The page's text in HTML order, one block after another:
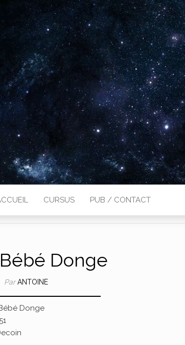
CURSUS PUB / CONTACT
Donge
ParANTOINE
Donge